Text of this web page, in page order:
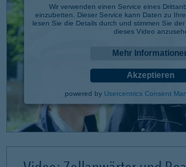
Wir verwenden einen Service eines
einzubetten. Dieser Service kann Daten zu
lesen Sie die Details durch und stimmen Sie
dieses Video
Mehr
Akzeptieren
powered by Usercentrics Consent